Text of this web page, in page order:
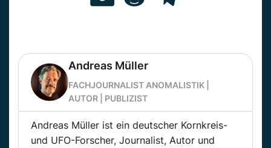
Andreas Müller
FACHJOURNALIST ANOMALISTIK |
AUTOR | PUBLIZIST
Andreas Müller ist ein deutscher Kornkreis-
und UFO-Forscher, Journalist, Autor und